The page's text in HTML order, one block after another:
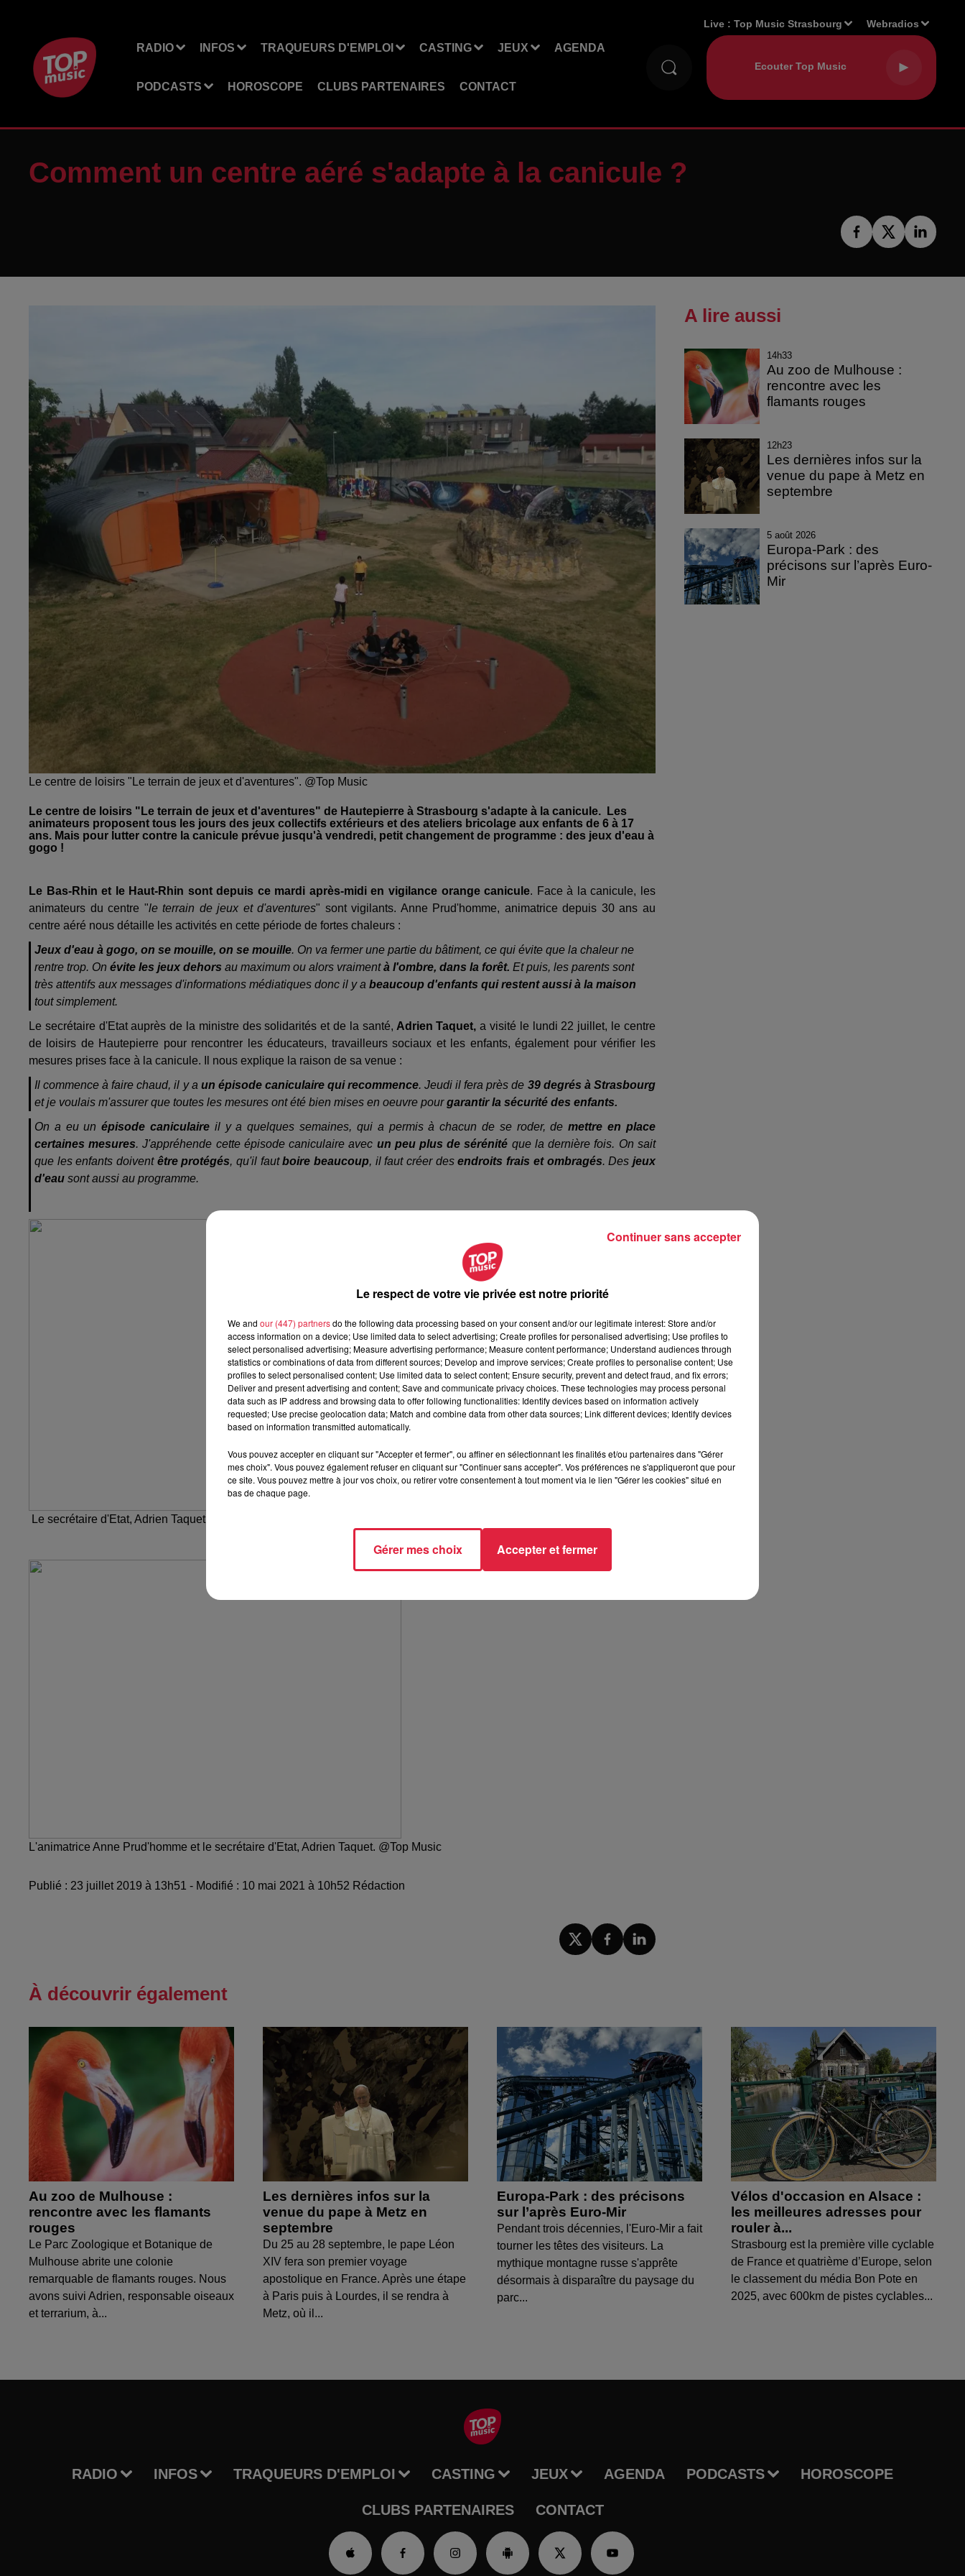
RADIO INFOS TRAQUEURS D'EMPLOI CASTING JEUX AGENDA
PODCASTS HOROSCOPE CLUBS PARTENAIRES CONTACT
Live :Top Music Strasbourg Webradios
Comment un centre aéré s'adapte à la canicule ?
Le centre de loisirs "Le terrain de jeux et d'aventures". @Top Music
Le centre de loisirs "Le terrain de jeux et d'aventures" de Hautepierre à Strasbourg s'adapte à la canicule. Les
animateurs proposent tous les jours des jeux collectifs extérieurs et des ateliers bricolage aux enfants de 6 à 17
ans. Mais pour lutter contre la canicule prévue jusqu'à vendredi, petit changement de programme : des jeux d'eau à
gogo !
Le Bas-Rhin et le Haut-Rhin sont depuis ce mardi après-midi en vigilance orange canicule. Face à la canicule, les
animateurs du centre "le terrain de jeux et d'aventures" sont vigilants. Anne Prud'homme, animatrice depuis 30 ans au
centre aéré nous détaille les activités en cette période de fortes chaleurs :
Jeux d'eau à gogo, on se mouille, on se mouille. On va fermer une partie du bâtiment, ce qui évite que la chaleur ne
rentre trop. On évite les jeux dehors au maximum ou alors vraimentà l'ombre, dans la forêt. Et puis, les parents sont
très attentifs aux messages d'informations médiatiques donc il y a beaucoup d'enfants qui restent aussi à la maison
tout simplement.
Le secrétaire d'Etat auprès de la ministre des solidarités et de la santé, Adrien Taquet, a visité le lundi 22 juillet, le centre
de loisirs de Hautepierre pour rencontrer les éducateurs, travailleurs sociaux et les enfants, également pour vérifier les
mesures prises face à la canicule. Il nous explique la raison de sa venue :
Il commence à faire chaud, il y a un épisode caniculaire qui recommence. Jeudi il fera près de 39 degrés à Strasbourg
et je voulais m'assurer que toutes les mesures ont été bien mises en oeuvre pourgarantir la sécurité des enfants.
On a eu unépisode caniculaire il y a quelques semaines, qui a permis à chacun de se roder, demettre en place
certaines mesures. J'appréhende cette épisode caniculaire avec un peu plus de sérénité que la dernière fois. On sait
que les enfants doivent être protégés, qu'il fautboire beaucoup, il faut créer desendroits frais et ombragés. Des jeux
d'eau sont aussi au programme.
Le secrétaire d'Etat, Adrien Taquet, en visite au centre de loisirs de Hautepierre. @Top Music
L'animatrice Anne Prud'homme et le secrétaire d'Etat, Adrien Taquet. @Top Music
Publié : 23 juillet 2019 à 13h51 - Modifié : 10 mai 2021 à 10h52 Rédaction
A lire aussi
14h33
Au zoo de Mulhouse :
rencontre avec les
flamants rouges
12h23
Les dernières infos sur la
venue du pape à Metz en
septembre
5 août 2026
Europa-Park : des
précisons sur l’après Euro-
Mir
À découvrir également
Au zoo de Mulhouse :
rencontre avec les flamants
rouges
Le Parc Zoologique et Botanique de
Mulhouse abrite une colonie
remarquable de flamants rouges. Nous
avons suivi Adrien, responsable oiseaux
et terrarium, à...
Les dernières infos sur la
venue du pape à Metz en
septembre
Du 25 au 28 septembre, le pape Léon
XIV fera son premier voyage
apostolique en France. Après une étape
à Paris puis à Lourdes, il se rendra à
Metz, où il...
Europa-Park : des précisons
sur l’après Euro-Mir
Pendant trois décennies, l'Euro-Mir a fait
tourner les têtes des visiteurs. La
mythique montagne russe s'apprête
désormais à disparaître du paysage du
parc...
Vélos d'occasion en Alsace :
les meilleures adresses pour
rouler à...
Strasbourg est la première ville cyclable
de France et quatrième d’Europe, selon
le classement du média Bon Pote en
2025, avec 600km de pistes cyclables...
RADIO INFOS TRAQUEURS D'EMPLOI CASTING JEUX AGENDA PODCASTS HOROSCOPE
CLUBS PARTENAIRES CONTACT
Le respect de votre vie privée est notre priorité
We and our (447) partnersdo the following data processing based on your consent and/or our legitimate interest: Store and/or
access information on a device; Use limited data to select advertising; Create profiles for personalised advertising; Use profiles to
select personalised advertising; Measure advertising performance; Measure content performance; Understand audiences through
statistics or combinations of data from different sources; Develop and improve services; Create profiles to personalise content; Use
profiles to select personalised content; Use limited data to select content; Ensure security, prevent and detect fraud, and fix errors;
Deliver and present advertising and content; Save and communicate privacy choices. These technologies may process personal
data such as IP address and browsing data to offer following functionalities: Identify devices based on information actively
requested; Use precise geolocation data; Match and combine data from other data sources; Link different devices; Identify devices
based on information transmitted automatically.
Vous pouvez accepter en cliquant sur "Accepter et fermer", ou affiner en sélectionnant les finalités et/ou partenaires dans "Gérer
mes choix". Vous pouvez également refuser en cliquant sur "Continuer sans accepter". Vos préférences ne s'appliqueront que pour
ce site. Vous pouvez mettre à jour vos choix, ou retirer votre consentement à tout moment via le lien "Gérer les cookies" situé en
bas de chaque page.
Gérer mes choix Accepter et fermer
Continuer sans accepter